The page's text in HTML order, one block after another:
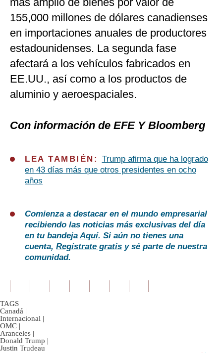
155,000 millones de dólares canadienses
en importaciones anuales de productores
estadounidenses. La segunda fase
afectará a los vehículos fabricados en
EE.UU., así como a los productos de
aluminio y aeroespaciales.
Con información de EFE Y Bloomberg
LEA TAMBIÉN: Trump afirma que ha logrado
en 43 días más que otros presidentes en ocho
años
Comienza a destacar en el mundo empresarial
recibiendo las noticias más exclusivas del día
en tu bandejaAquí. Si aún no tienes una
cuenta, Regístrate gratis y sé parte de nuestra
comunidad.
TAGS
Canadá |
Internacional |
OMC |
Aranceles |
Donald Trump |
Justin Trudeau